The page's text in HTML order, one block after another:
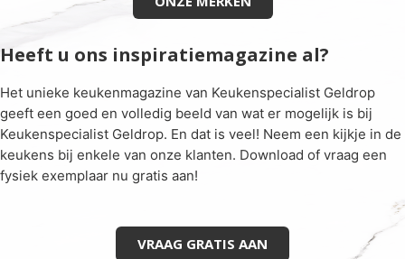
Heeft u ons inspiratiemagazine al?
Het unieke keukenmagazine van Keukenspecialist Geldrop
geeft een goed en volledig beeld van wat er mogelijk is bij
Keukenspecialist Geldrop. En dat is veel! Neem een kijkje in de
keukens bij enkele van onze klanten. Download of vraag een
fysiek exemplaar nu gratis aan!
VRAAG GRATIS AAN